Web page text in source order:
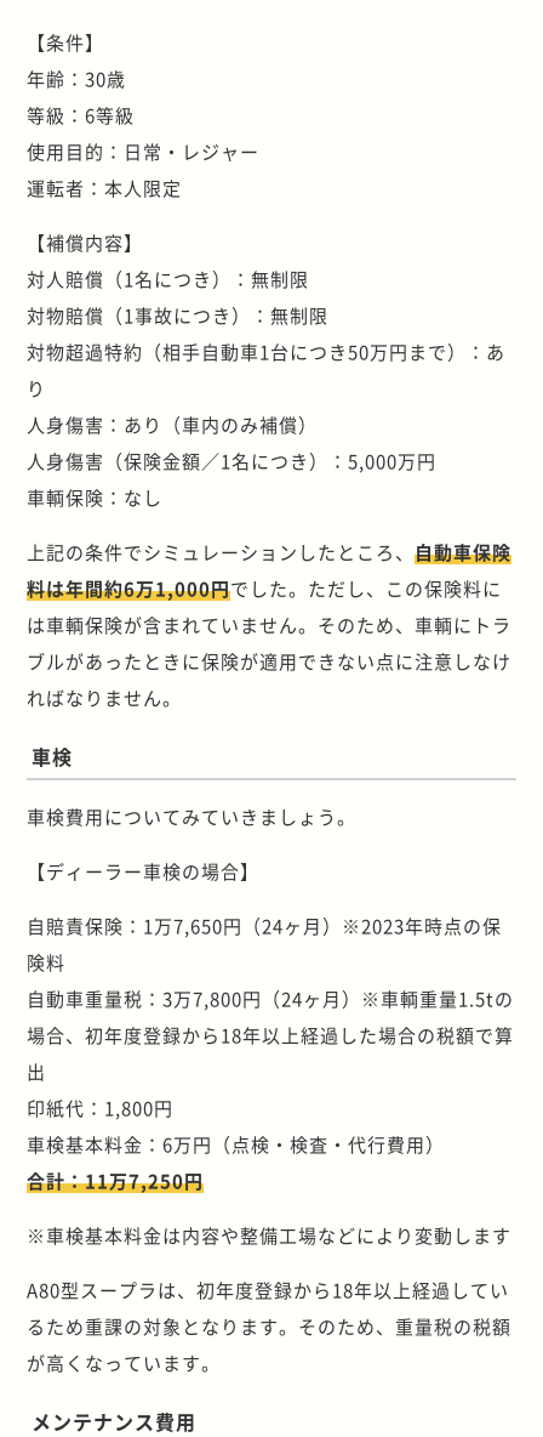
【条件】
年齢：30歳
等級：6等級
使用目的：日常・レジャー
運転者：本人限定
【補償内容】
対人賠償（1名につき）：無制限
対物賠償（1事故につき）：無制限
対物超過特約（相手自動車1台につき50万円まで）：あ
り
人身傷害：あり（車内のみ補償）
人身傷害（保険金額／1名につき）：5,000万円
車輌保険：なし
上記の条件でシミュレーションしたところ、自動車保険
料は年間約6万1,000円でした。ただし、この保険料に
は車輌保険が含まれていません。そのため、車輌にトラ
ブルがあったときに保険が適用できない点に注意しなけ
ればなりません。
車検
車検費用についてみていきましょう。
【ディーラー車検の場合】
自賠責保険：1万7,650円（24ヶ月）※2023年時点の保
険料
自動車重量税：3万7,800円（24ヶ月）※車輌重量1.5tの
場合、初年度登録から18年以上経過した場合の税額で算
出
印紙代：1,800円
車検基本料金：6万円（点検・検査・代行費用）
合計：11万7,250円
※車検基本料金は内容や整備工場などにより変動します
A80型スープラは、初年度登録から18年以上経過してい
るため重課の対象となります。そのため、重量税の税額
が高くなっています。
メンテナンス費用